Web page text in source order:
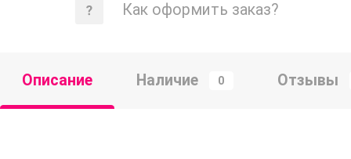
Как оформить заказ?
Описание Наличие 0 Отзывы